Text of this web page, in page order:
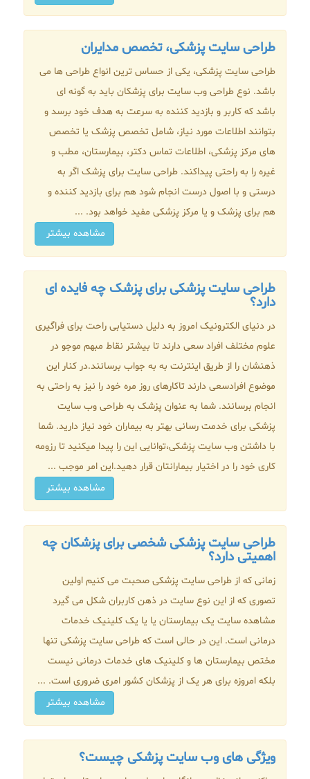
طراحی سایت پزشکی، تخصص مدایران
طراحی سایت پزشکی، یکی از حساس ترین انواع طراحی ها می
باشد. نوع طراحی وب سایت برای پزشکان باید به گونه ای
باشد که کاربر و بازدید کننده به سرعت به هدف خود برسد و
بتوانند اطلاعات مورد نیاز، شامل تخصص پزشک یا تخصص
های مرکز پزشکی، اطلاعات تماس دکتر، بیمارستان، مطب و
غیره را به راحتی پیداکند. طراحی سایت برای پزشک اگر به
درستی و با اصول درست انجام شود هم برای بازدید کننده و
هم برای پزشک و یا مرکز پزشکی مفید خواهد بود. ...
مشاهده بیشتر
طراحی سایت پزشکی برای پزشک چه فایده ای
دارد؟
در دنیای الکترونیک امروز به دلیل دستیابی راحت برای فراگیری
علوم مختلف افراد سعی دارند تا بیشتر نقاط مبهم موجو در
ذهنشان را از طریق اینترنت به به جواب برسانند.در کنار این
موضوع افرادسعی دارند تاکارهای روز مره خود را نیز به راحتی به
انجام برسانند. شما به عنوان پزشک به طراحی وب سایت
پزشکی برای خدمت رسانی بهتر به بیماران خود نیاز دارید. شما
با داشتن وب سایت پزشکی،توانایی این را پیدا میکنید تا رزومه
کاری خود را در اختیار بیمارانتان قرار دهید.این امر موجب ...
مشاهده بیشتر
طراحی سایت پزشکی شخصی برای پزشکان چه
اهمیتی دارد؟
زمانی که از طراحی سایت پزشکی صحبت می کنیم اولین
تصوری که از این نوع سایت در ذهن کاربران شکل می گیرد
مشاهده سایت یک بیمارستان یا یا یک کلینیک خدمات
درمانی است. این در حالی است که طراحی سایت پزشکی تنها
مختص بیمارستان ها و کلینیک های خدمات درمانی نیست
بلکه امروزه برای هر یک از پزشکان کشور امری ضروری است. ...
مشاهده بیشتر
ویژگی های وب سایت پزشکی چیست؟